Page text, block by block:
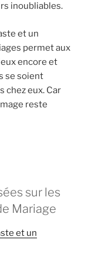
inoubliables.
et un
permet aux
encore et
se soient
chez eux. Car
reste
sur les
Mariage
et un